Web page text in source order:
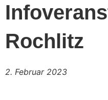
Rochlitz
2. Februar 2023